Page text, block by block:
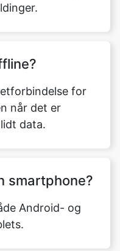
for
når det er
data.
smartphone?
Android- og